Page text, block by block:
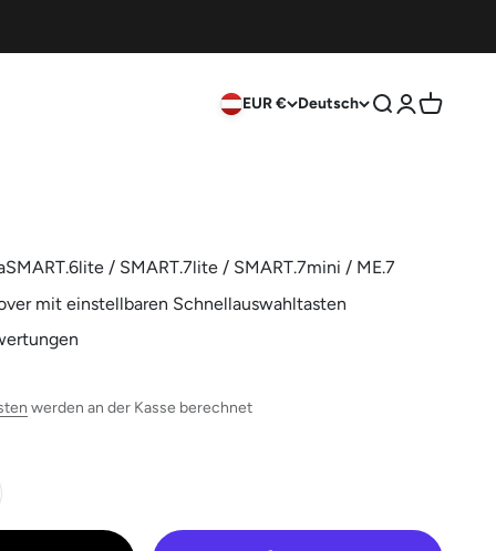
EUR € Deutsch SucheAnmelden
/ SMART.7lite / SMART.7mini / ME.7
mit einstellbaren Schnellauswahltasten
werden an der Kasse berechnet